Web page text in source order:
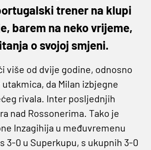
trener na klupi
barem na neko vrijeme,
o svojoj smjeni.
više od dvije godine, odnosno
da Milan izbjegne
rivala. Inter posljednjih
nad Rossonerima. Tako je
Inzagihija u međuvremenu
3-0 u Superkupu, s ukupnih 3-0